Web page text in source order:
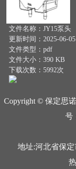
文件名称：JY15泵头
更新时间：2025-06-05
文件类型：pdf
文件大小：390 KB
下载次数：5992次
Copyright © 保定思
号
地址:河北省保定